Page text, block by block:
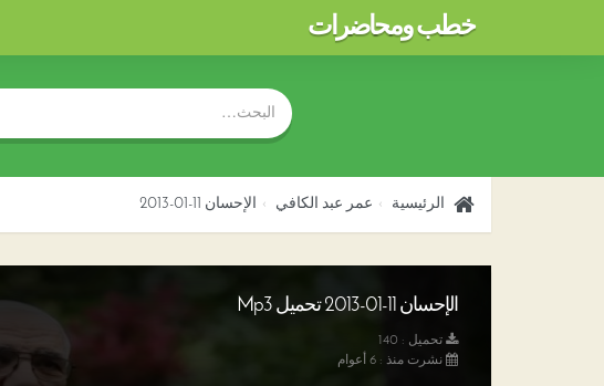
خطب ومحاضرات
الرئيسية عمر عبد الكافي الإحسان 11-01-2013
الإحسان 11-01-2013 تحميل Mp3
تحميل : 140
نشرت منذ : 6 أعوام